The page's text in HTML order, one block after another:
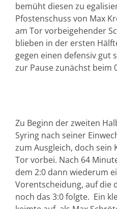
bemüht diesen zu
Pfostenschuss von Max
am Tor vorbeigehender
blieben in der ersten
gegen einen defensiv gut
zur Pause zunächst beim
Zu Beginn der zweiten
Syring nach seiner
zum Ausgleich, doch sein
Tor vorbei. Nach 64
dem 2:0 dann wiederum
Vorentscheidung, auf die
noch das 3:0 folgte. Ein